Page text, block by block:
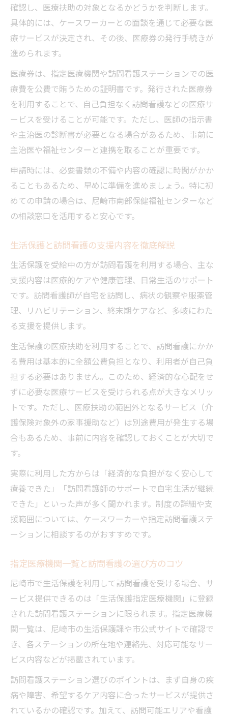
確認し、医療扶助の対象となるかどうかを判断します。
具体的には、ケースワーカーとの面談を通じて必要な医
療サービスが決定され、その後、医療券の発行手続きが
進められます。
医療券は、指定医療機関や訪問看護ステーションでの医
療費を公費で賄うための証明書です。発行された医療券
を利用することで、自己負担なく訪問看護などの医療サ
ービスを受けることが可能です。ただし、医師の指示書
や主治医の診断書が必要となる場合があるため、事前に
主治医や福祉センターと連携を取ることが重要です。
申請時には、必要書類の不備や内容の確認に時間がかか
ることもあるため、早めに準備を進めましょう。特に初
めての申請の場合は、尼崎市南部保健福祉センターなど
の相談窓口を活用すると安心です。
生活保護と訪問看護の支援内容を徹底解説
生活保護を受給中の方が訪問看護を利用する場合、主な
支援内容は医療的ケアや健康管理、日常生活のサポート
です。訪問看護師が自宅を訪問し、病状の観察や服薬管
理、リハビリテーション、終末期ケアなど、多岐にわた
る支援を提供します。
生活保護の医療扶助を利用することで、訪問看護にかか
る費用は基本的に全額公費負担となり、利用者が自己負
担する必要はありません。このため、経済的な心配をせ
ずに必要な医療サービスを受けられる点が大きなメリッ
トです。ただし、医療扶助の範囲外となるサービス（介
護保険対象外の家事援助など）は別途費用が発生する場
合もあるため、事前に内容を確認しておくことが大切で
す。
実際に利用した方からは「経済的な負担がなく安心して
療養できた」「訪問看護師のサポートで自宅生活が継続
できた」といった声が多く聞かれます。制度の詳細や支
援範囲については、ケースワーカーや指定訪問看護ステ
ーションに相談するのがおすすめです。
指定医療機関一覧と訪問看護の選び方のコツ
尼崎市で生活保護を利用して訪問看護を受ける場合、サ
ービス提供できるのは「生活保護指定医療機関」に登録
された訪問看護ステーションに限られます。指定医療機
関一覧は、尼崎市の生活保護課や市公式サイトで確認で
き、各ステーションの所在地や連絡先、対応可能なサー
ビス内容などが掲載されています。
訪問看護ステーション選びのポイントは、まず自身の疾
病や障害、希望するケア内容に合ったサービスが提供さ
れているかの確認です。加えて、訪問可能エリアや看護